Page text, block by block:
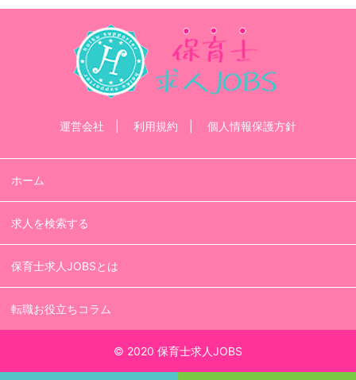
を解説！
運営会社 利用規約 個人情報保護方針
ホーム
求人を検索する
保育士求人JOBSとは
転職お役立ちコラム
© 2020 保育士求人JOBS